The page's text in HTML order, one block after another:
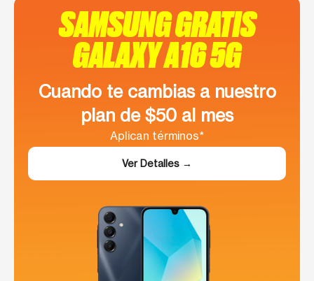
SAMSUNG GRATIS
GALAXY A16 5G
Cuando te cambias a nuestro
plan de $50 al mes
Aplican términos*
Ver Detalles →